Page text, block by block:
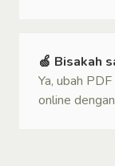
🍏 Bisakah
Ya, ubah
online